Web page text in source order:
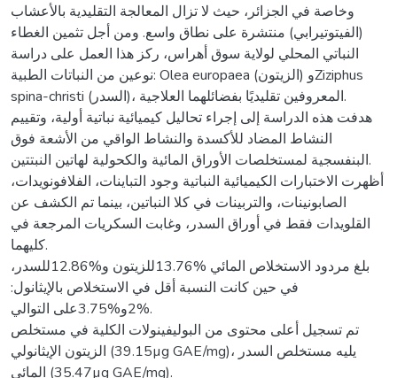
وخاصة في الجزائر، حيث لا تزال المعالجة التقليدية بالأعشاب
(الفيتوتيرابي) منتشرة على نطاق واسع. ومن أجل تثمين الغطاء
النباتي المحلي لولاية سوق أهراس، ركز هذا العمل على دراسة
نوعين من النباتات الطبية: Olea europaea (الزيتون) وZiziphus
spina-christi (السدر)، المعروفين تقليديًا بفضائلهما العلاجية.
هدفت هذه الدراسة إلى إجراء تحاليل كيميائية نباتية أولية، وتقييم
النشاط المضاد للأكسدة والنشاط الواقي من الأشعة فوق
البنفسجية لمستخلصات الأوراق المائية والكحولية لهاتين النبتتين.
أظهرت الاختبارات الكيميائية النباتية وجود التباينات، الفلافونويدات،
الصابونينات، والتربينات في كلا النباتين، بينما تم الكشف عن
القلويدات فقط في أوراق السدر، وغابت السكريات المرجعة في
كليهما.
بلغ مردود الاستخلاص المائي %13.76للزيتون و%12.86للسدر،
في حين كانت النسبة أقل في الاستخلاص بالإيثانول:
%2و%3.75على التوالي.
تم تسجيل أعلى محتوى من البوليفينولات الكلية في مستخلص
الزيتون الإيثانولي (39.15µg GAE/mg)، يليه مستخلص السدر
المائي (35.47µg GAE/mg).